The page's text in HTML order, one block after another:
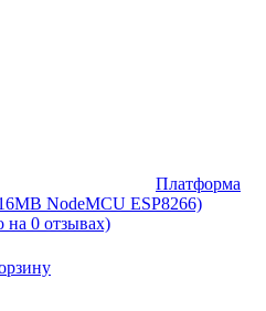
Платформа
NodeMCU ESP8266)
на 0 отзывах)